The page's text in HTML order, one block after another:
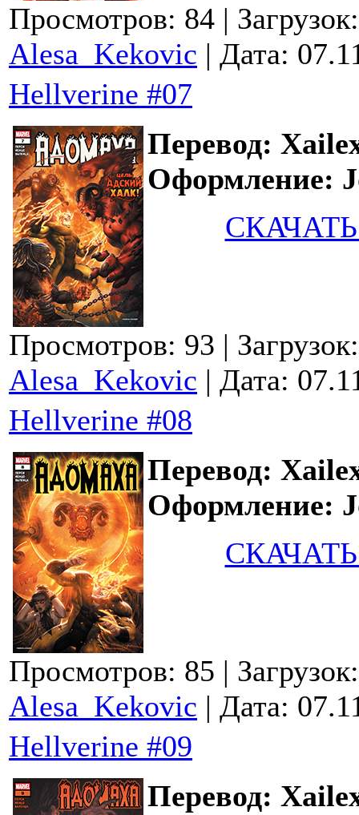
Просмотров: 84 |
Alesa_Kekovic | Дата:
Hellverine #07
Перевод:
Оформление:
Просмотров: 93 |
Alesa_Kekovic | Дата:
Hellverine #08
Перевод:
Оформление:
Просмотров: 85 |
Alesa_Kekovic | Дата:
Hellverine #09
Перевод: